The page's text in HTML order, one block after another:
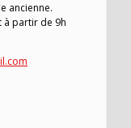
ancienne.
à partir de 9h